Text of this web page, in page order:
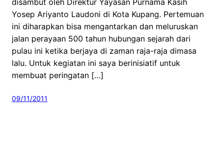
Yosep Ariyanto Laudoni di Kota Kupang. Pertemuan
ini diharapkan bisa mengantarkan dan meluruskan
jalan perayaan 500 tahun hubungan sejarah dari
pulau ini ketika berjaya di zaman raja-raja dimasa
lalu. Untuk kegiatan ini saya berinisiatif untuk
membuat peringatan […]
09/11/2011